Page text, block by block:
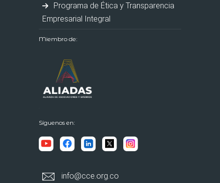
Programa de Ética y Transparencia
Empresarial Integral
Miembro de:
Síguenos en:
info@cce.org.co